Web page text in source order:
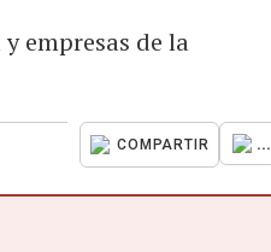
empresas de la
COMPARTIR ...